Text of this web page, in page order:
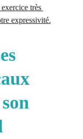
très
expressivité.